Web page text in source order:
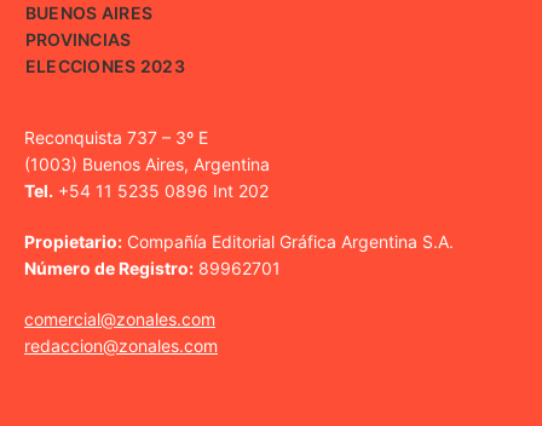
BUENOS AIRES
PROVINCIAS
ELECCIONES 2023
Reconquista 737 – 3º E
(1003) Buenos Aires, Argentina
Tel. +54 11 5235 0896 Int 202
Propietario: Compañía Editorial Gráfica Argentina S.A.
Número de Registro: 89962701
comercial@zonales.com
redaccion@zonales.com